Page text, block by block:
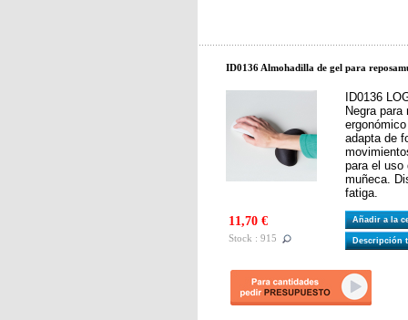
ID0136 Almohadilla de gel para
ID0136
Negra
adapta de
para el uso
muñeca.
fatiga.
11,70 €
Stock : 915
Añadir a la
Descripción